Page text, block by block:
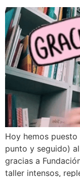
Hoy hemos
punto y seguido) al
gracias a
taller intensos,